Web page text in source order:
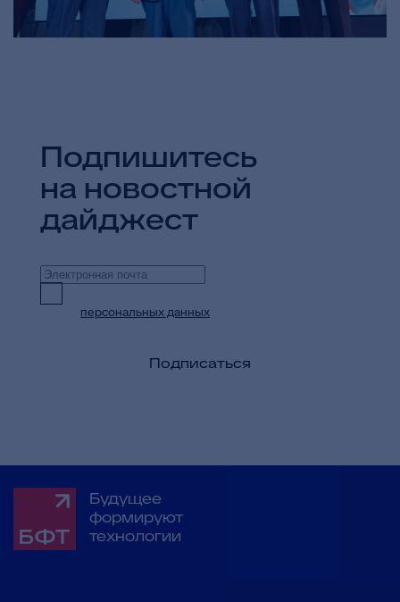
Подпишитесь
на новостной
дайджест
персональных данных
Подписаться
Будущее
формируют
технологии